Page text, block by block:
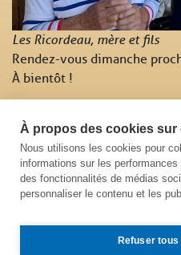
Les Ricordeau, mère et fils
Rendez-vous dimanche
À bientôt !
« Précédent :Le
Suivant :Des
À propos des cookies sur
Nous utilisons les cookies pour
informations sur les
des fonctionnalités de médias
personnaliser le contenu et les
Refuser